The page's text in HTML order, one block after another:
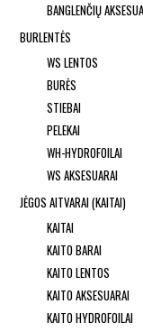
BANGLENČIŲ
BURLENTĖS
WS LENTOS
BURĖS
STIEBAI
PELEKAI
WH-HYDROFOILAI
WS AKSESUARAI
JĖGOS AITVARAI (KAITAI)
KAITAI
KAITO BARAI
KAITO LENTOS
KAITO AKSESUARAI
KAITO HYDROFOILAI